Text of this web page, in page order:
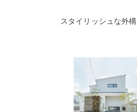
スタイリッシュな外